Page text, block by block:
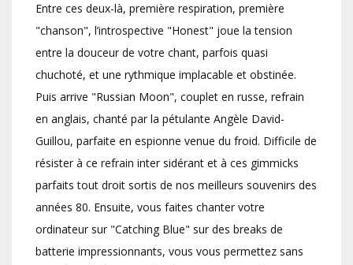
Entre ces deux-là, première respiration, première
"chanson", l’introspective "Honest" joue la tension
entre la douceur de votre chant, parfois quasi
chuchoté, et une rythmique implacable et obstinée.
Puis arrive "Russian Moon", couplet en russe, refrain
en anglais, chanté par la pétulante Angèle David-
Guillou, parfaite en espionne venue du froid. Difficile de
résister à ce refrain inter sidérant et à ces gimmicks
parfaits tout droit sortis de nos meilleurs souvenirs des
années 80. Ensuite, vous faites chanter votre
ordinateur sur "Catching Blue" sur des breaks de
batterie impressionnants, vous vous permettez sans